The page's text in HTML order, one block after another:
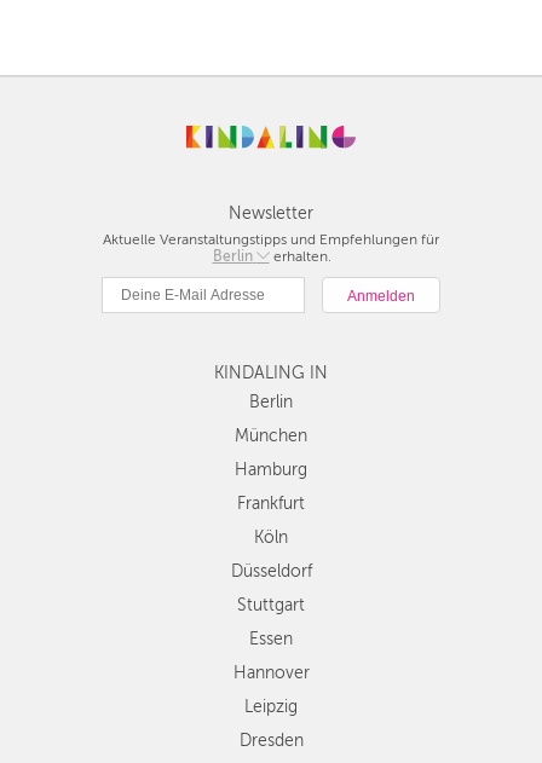
Newsletter
Aktuelle Veranstaltungstipps und Empfehlungen für
Berlin
Berlin
Hamburg
Köln
Nürnberg
Regionen
erhalten.
KINDALING IN
Berlin
München
Hamburg
Frankfurt
Köln
Düsseldorf
Stuttgart
Essen
Hannover
Leipzig
Dresden